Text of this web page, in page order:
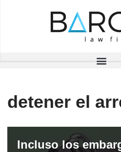
detener el
Incluso los